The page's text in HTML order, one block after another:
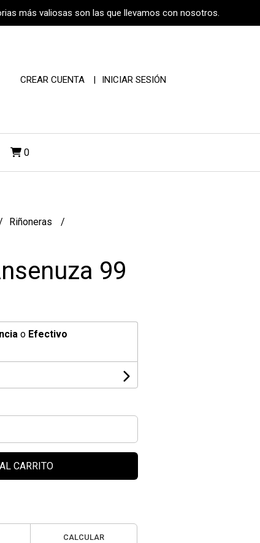
más valiosas son las que llevamos con nosotros.
CREAR CUENTA INICIAR SESIÓN
0
Riñoneras
99
o Efectivo
CARRITO
CALCULAR